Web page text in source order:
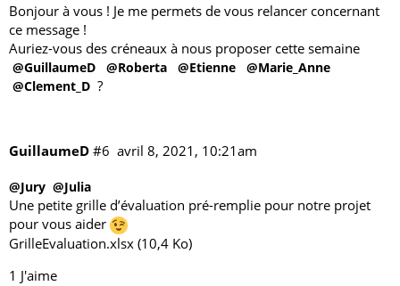
Bonjour à vous ! Je me permets de vous relancer concernant
ce message !
Auriez-vous des créneaux à nous proposer cette semaine
@GuillaumeD @Roberta @Etienne
@Marie_Anne
@Clement_D ?
GuillaumeD avril 8, 2021, 10:21am
#6
@Jury @Julia
Une petite grille d’évaluation pré-remplie pour notre projet
pour vous aider
GrilleEvaluation.xlsx (10,4 Ko)
1 J'aime